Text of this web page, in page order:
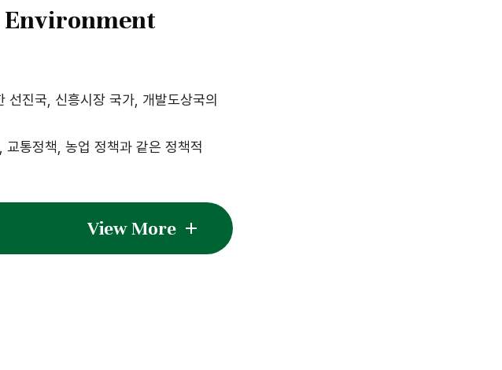
Environment
진국, 신흥시장 국가, 개발도상국의
통정책, 농업 정책과 같은 정책적
View More